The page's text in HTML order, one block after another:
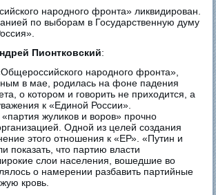
народного фронта» ликвидирован.
по выборам в Государственную думу
Пионтковский:
народного фронта»,
в мае, родилась на фоне падения
о котором и говорить не приходится, а
к «Единой России».
жуликов и воров» прочно
Одной из целей создания
этого отношения к «ЕР». «Путин и
показать, что партию власти
слои населения, вошедшие во
о намерении разбавить партийные
кровь.